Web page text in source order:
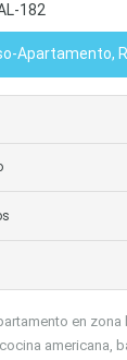
182
Apartamento,
en
americana,